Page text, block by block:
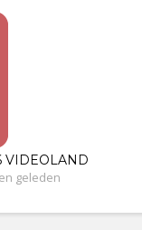
VIDEOLAND
geleden